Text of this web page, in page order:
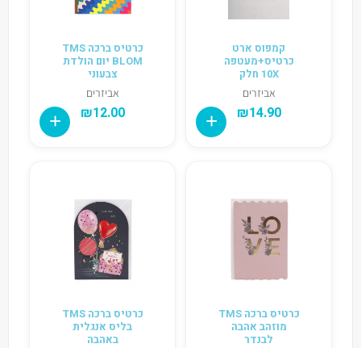
קמפוס ארט
כרטיס+מעטפה
10X חלק
אביזרים
₪14.90
כרטיס ברכה TMS
BLOM יום הולדת
צבעוני
אביזרים
₪12.00
כרטיס ברכה TMS
מוזהב אהבה
לבנדר
כרטיס ברכה TMS
בליס אנגלית
באהבה